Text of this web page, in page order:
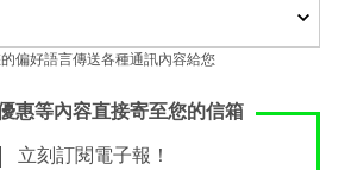
偏好語言傳送各種通訊內容給您
惠等內容直接寄至您的信箱
立刻訂閱電子報！